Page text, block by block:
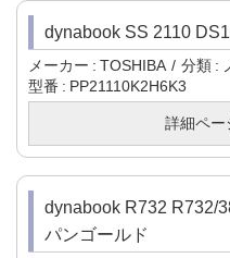
dynabook SS 2110
メーカー TOSHIBA 分類
型番
PP21110K2H6K3
詳細ペー
dynabook R732 R732/
パンゴールド